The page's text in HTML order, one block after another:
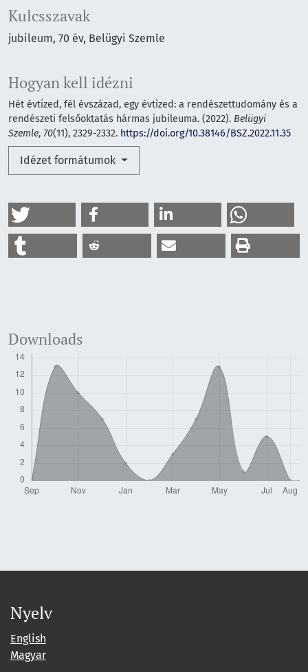
Kulcsszavak
jubileum 70 év Belügyi Szemle
Hogyan kell idézni
Hét évtized, fél évszázad, egy évtized: a rendészettudomány és a
rendészeti felsőoktatás hármas jubileuma. (2022). Belügyi
Szemle, 70(11), 2329-2332. https://doi.org/10.38146/BSZ.2022.11.35
Idézet formátumok
Downloads
Nyelv
English
Magyar